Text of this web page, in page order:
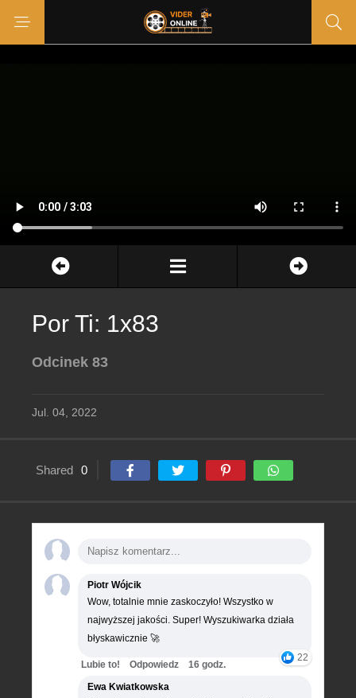
Por Ti: 1x83
Odcinek 83
Jul. 04, 2022
Shared 0
Piotr Wójcik
Wow, totalnie mnie zaskoczyło! Wszystko w
najwyższej jakości. Super! Wyszukiwarka działa
błyskawicznie 🚀
22
Lubie to! Odpowiedz
16 godz.
Ewa Kwiatkowska